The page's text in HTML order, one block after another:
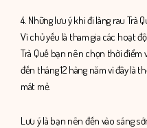
4. Những lưu ý khi đi làng rau Trà
Vì chủ yếu là tham gia các hoạt
Trà Quế bạn nên chọn thời điểm
đến tháng 12 hàng năm vì đây là
mát mẻ.
Lưu ý là bạn nên đến vào sáng